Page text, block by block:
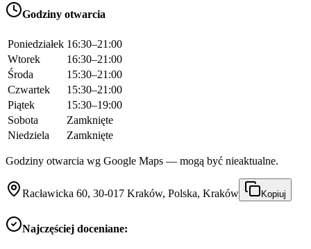
Godziny otwarcia
Poniedziałek 16:30–21:00
Wtorek
16:30–21:00
Środa
15:30–21:00
Czwartek
15:30–21:00
Piątek
15:30–19:00
Sobota
Zamknięte
Niedziela
Zamknięte
Godziny otwarcia wg Google Maps — mogą być nieaktualne.
Racławicka 60, 30-017 Kraków, Polska, Kraków Kopiuj
Najczęściej doceniane: